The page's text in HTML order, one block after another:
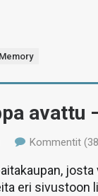
avattu
Kommentit
josta
eri sivustoon